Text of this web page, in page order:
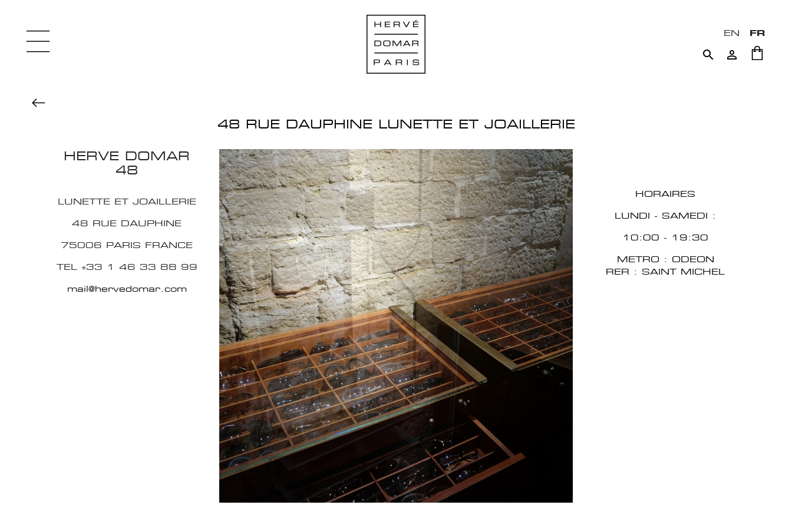
EN FR
 
48 RUE DAUPHINE LUNETTE ET JOAILLERIE
HERVE DOMAR
48
LUNETTE ET JOAILLERIE
48 RUE DAUPHINE
75006 PARIS FRANCE
TEL +33 1 46 33 88 99
mail@hervedomar.com
HORAIRES
LUNDI - SAMEDI :
10:00 - 19:30
METRO : ODEON
RER : SAINT MICHEL